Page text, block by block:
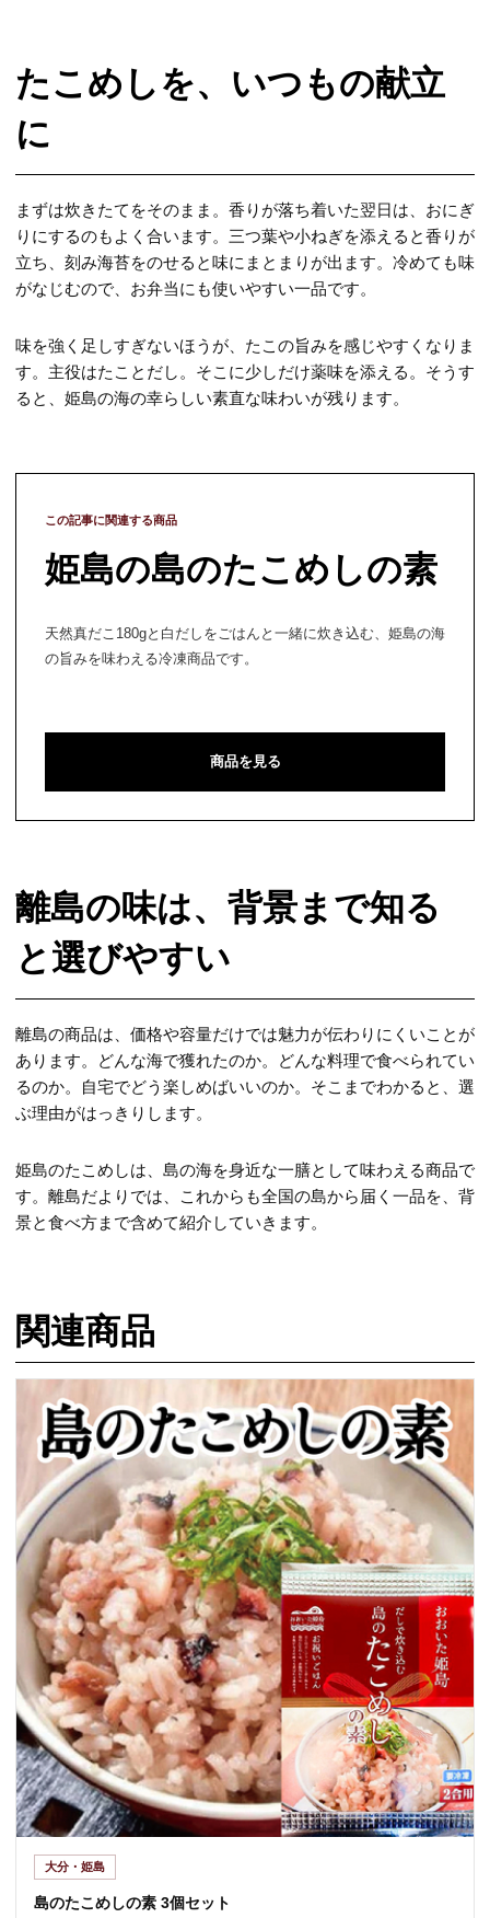
たこめしを、いつもの献立
に
まずは炊きたてをそのまま。香りが落ち着いた翌日は、おにぎ
りにするのもよく合います。三つ葉や小ねぎを添えると香りが
立ち、刻み海苔をのせると味にまとまりが出ます。冷めても味
がなじむので、お弁当にも使いやすい一品です。
味を強く足しすぎないほうが、たこの旨みを感じやすくなりま
す。主役はたことだし。そこに少しだけ薬味を添える。そうす
ると、姫島の海の幸らしい素直な味わいが残ります。
この記事に関連する商品
姫島の島のたこめしの素
天然真だこ180gと白だしをごはんと一緒に炊き込む、姫島の海
の旨みを味わえる冷凍商品です。
商品を見る
離島の味は、背景まで知る
と選びやすい
離島の商品は、価格や容量だけでは魅力が伝わりにくいことが
あります。どんな海で獲れたのか。どんな料理で食べられてい
るのか。自宅でどう楽しめばいいのか。そこまでわかると、選
ぶ理由がはっきりします。
姫島のたこめしは、島の海を身近な一膳として味わえる商品で
す。離島だよりでは、これからも全国の島から届く一品を、背
景と食べ方まで含めて紹介していきます。
関連商品
大分・姫島
島のたこめしの素 3個セット